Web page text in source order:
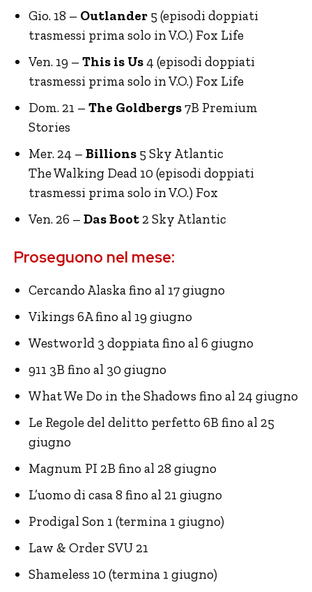
Gio. 18 – Outlander 5 (episodi doppiati
trasmessi prima solo in V.O.) Fox Life
Ven. 19 – This is Us4 (episodi doppiati
trasmessi prima solo in V.O.) Fox Life
Dom. 21 – The Goldbergs7B Premium
Stories
Mer. 24 – Billions 5 Sky Atlantic
The Walking Dead 10 (episodi doppiati
trasmessi prima solo in V.O.) Fox
Ven. 26 – Das Boot 2 Sky Atlantic
Proseguono nel mese:
Cercando Alaska fino al 17 giugno
Vikings 6A fino al 19 giugno
Westworld 3 doppiata fino al 6 giugno
911 3B fino al 30 giugno
What We Do in the Shadows fino al 24 giugno
Le Regole del delitto perfetto 6B fino al 25
giugno
Magnum PI 2B fino al 28 giugno
L’uomo di casa 8 fino al 21 giugno
Prodigal Son 1 (termina 1 giugno)
Law & Order SVU 21
Shameless 10 (termina 1 giugno)